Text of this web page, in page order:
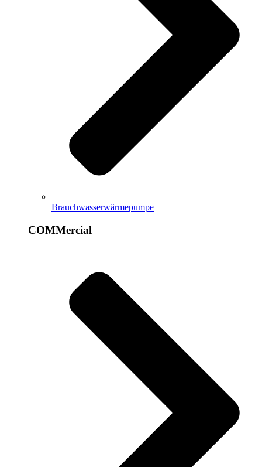
Brauchwasserwärmepumpe
COMMercial